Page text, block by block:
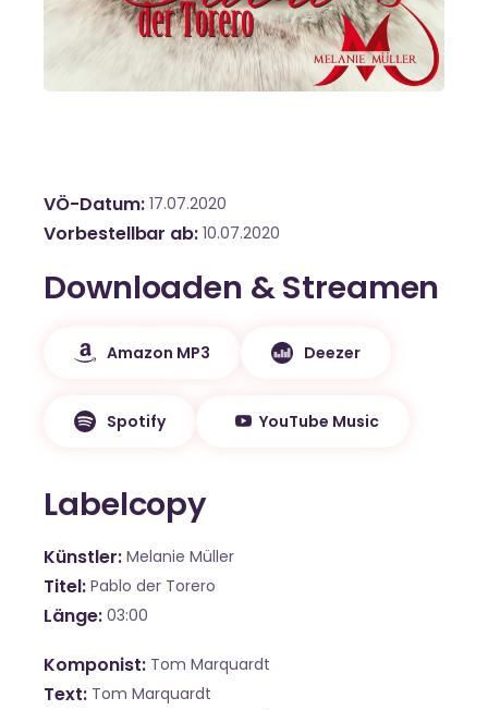
VÖ-Datum 17.07.2020
Vorbestellbar ab 10.07.2020
Downloaden & Streamen
Amazon MP3 Deezer
Spotify YouTube Music
Labelcopy
Künstler Melanie Müller
Titel Pablo der Torero
Länge 03:00
Komponist Tom Marquardt
Text Tom Marquardt